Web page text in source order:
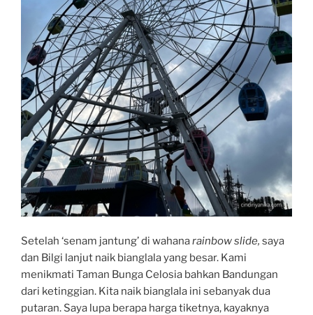
Setelah ‘senam jantung’ di wahanarainbow slide, saya
dan Bilgi lanjut naik bianglala yang besar. Kami
menikmati Taman Bunga Celosia bahkan Bandungan
dari ketinggian. Kita naik bianglala ini sebanyak dua
putaran. Saya lupa berapa harga tiketnya, kayaknya